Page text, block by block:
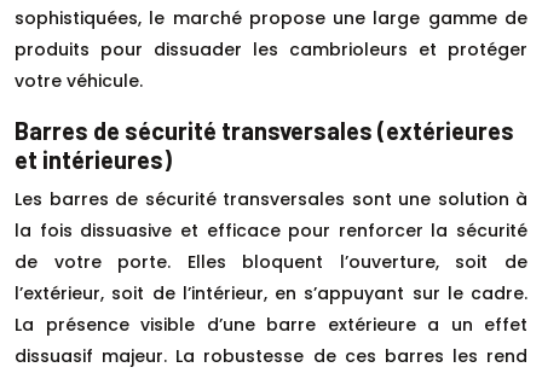
sophistiquées, le marché propose une large gamme de
produits pour dissuader les cambrioleurs et protéger
votre véhicule.
Barres de sécurité transversales (extérieures
et intérieures)
Les barres de sécurité transversales sont une solution à
la fois dissuasive et efficace pour renforcer la sécurité
de votre porte. Elles bloquent l’ouverture, soit de
l’extérieur, soit de l’intérieur, en s’appuyant sur le cadre.
La présence visible d’une barre extérieure a un effet
dissuasif majeur. La robustesse de ces barres les rend